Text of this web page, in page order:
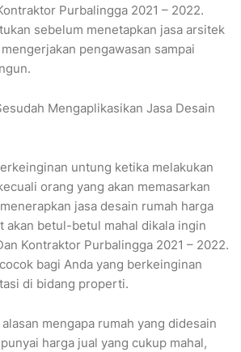
Purbalingga 2021 – 2022.
sebelum menetapkan jasa arsitek
pengawasan sampai
Mengaplikasikan Jasa Desain
untung ketika melakukan
orang yang akan memasarkan
jasa desain rumah harga
akan betul-betul mahal dikala ingin
Kontraktor Purbalingga 2021 – 2022.
bagi Anda yang berkeinginan
di bidang properti.
mengapa rumah yang didesain
harga jual yang cukup mahal,